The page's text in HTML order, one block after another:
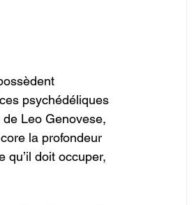
psychédéliques
Leo Genovese,
la profondeur
qu’il doit occuper,